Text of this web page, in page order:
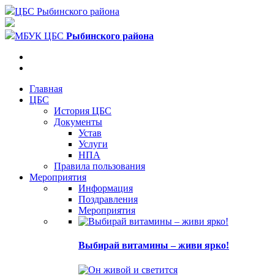
ЦБС Рыбинского района
МБУК ЦБС Рыбинского района
Главная
ЦБС
История ЦБС
Документы
Устав
Услуги
НПА
Правила пользования
Мероприятия
Информация
Поздравления
Мероприятия
Выбирай витамины – живи ярко!